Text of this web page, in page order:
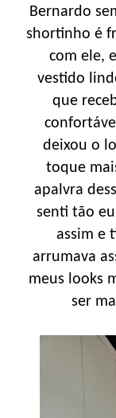
Bernardo
shortinho é
com ele,
vestido
que
deixou o
toque
apalvra
senti tão
assim e
arrumava
meus looks
ser